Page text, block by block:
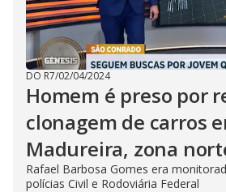
DO R7/02/04/2024
Homem é preso por
clonagem de carros
Madureira, zona
Rafael Barbosa Gomes era
polícias Civil e Rodoviária Federal